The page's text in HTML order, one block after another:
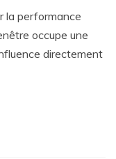
la performance
occupe une
directement